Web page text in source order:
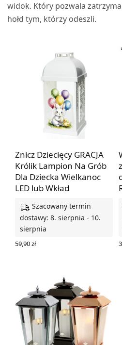
widok. Który pozwala
hołd tym, którzy odeszli.
Znicz Dziecięcy GRACJA
Królik Lampion Na Grób
Dla Dziecka Wielkanoc
LED lub Wkład
Szacowany termin
dostawy: 8. sierpnia - 10.
sierpnia
59,90zł